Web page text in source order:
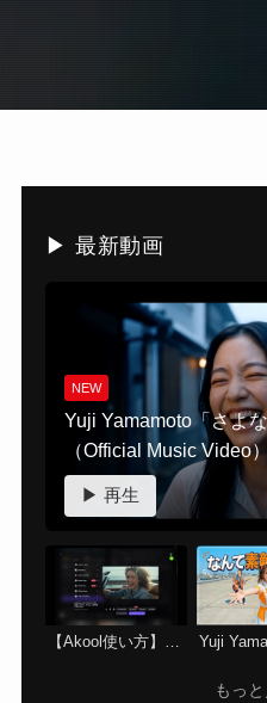
▶ 最新動画
NEW
Yuji Yamamoto「さよ
（Official Music Video）
▶ 再生
【Akool使い方】Seedance 2.0で画像から高品質アニメ・実写動画を生成する方法！
もっ